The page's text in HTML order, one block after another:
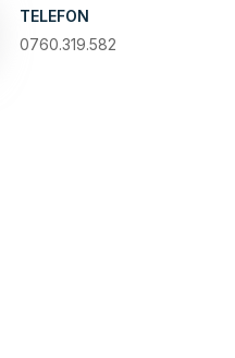
TELEFON
0760.319.582